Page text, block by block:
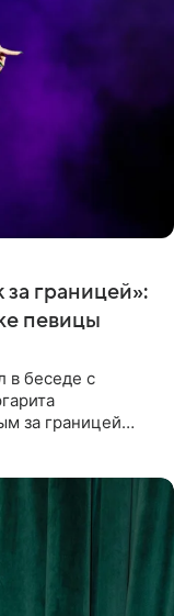
границей»:
певицы
в беседе с
за границей